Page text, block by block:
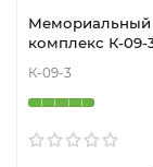
Мемориальный
комплекс К-09-
К-09-3